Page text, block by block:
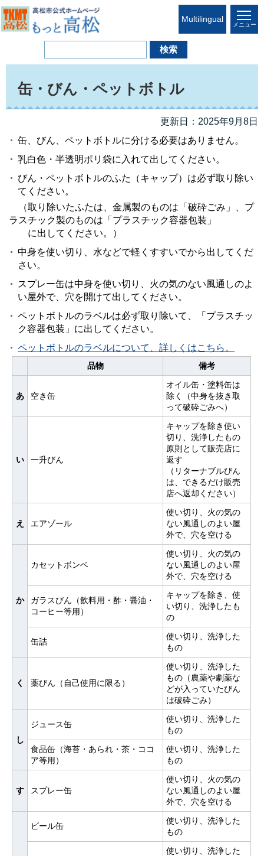
Multilingual
メニュー
缶・びん・ペットボトル
更新日：2025年9月8日
缶、びん、ペットボトルに分ける必要はありません。
乳白色・半透明ポリ袋に入れて出してください。
びん・ペットボトルのふた（キャップ）は必ず取り除い
てください。
（取り除いたふたは、金属製のものは「破砕ごみ」、プ
ラスチック製のものは「プラスチック容器包装」
に出してください。）
中身を使い切り、水などで軽くすすいでから出してくだ
さい。
スプレー缶は中身を使い切り、火の気のない風通しのよ
い屋外で、穴を開けて出してください。
ペットボトルのラベルは必ず取り除いて、「プラスチッ
ク容器包装」に出してください。
ペットボトルのラベルについて、詳しくはこちら。
品物 備考
あ 空き缶
オイル缶・塗料缶は
除く（中身を抜き取
って破砕ごみへ）
い 一升びん
キャップを除き使い
切り、洗浄したもの
原則として販売店に
返す
（リターナブルびん
は、できるだけ販売
店へ返却ください）
え エアゾール
使い切り、火の気の
ない風通しのよい屋
外で、穴を空ける
か
カセットボンベ
使い切り、火の気の
ない風通しのよい屋
外で、穴を空ける
ガラスびん（飲料用・酢・醤油・
コーヒー等用）
キャップを除き、使
い切り、洗浄したも
の
缶詰
使い切り、洗浄した
もの
く 薬びん（自己使用に限る）
使い切り、洗浄した
もの（農薬や劇薬な
どが入っていたびん
は破砕ごみ）
し
ジュース缶
使い切り、洗浄した
もの
食品缶（海苔・あられ・茶・ココ
ア等用）
使い切り、洗浄した
もの
す スプレー缶
使い切り、火の気の
ない風通しのよい屋
外で、穴を空ける
ビール缶
使い切り、洗浄した
もの
使い切り、洗浄した